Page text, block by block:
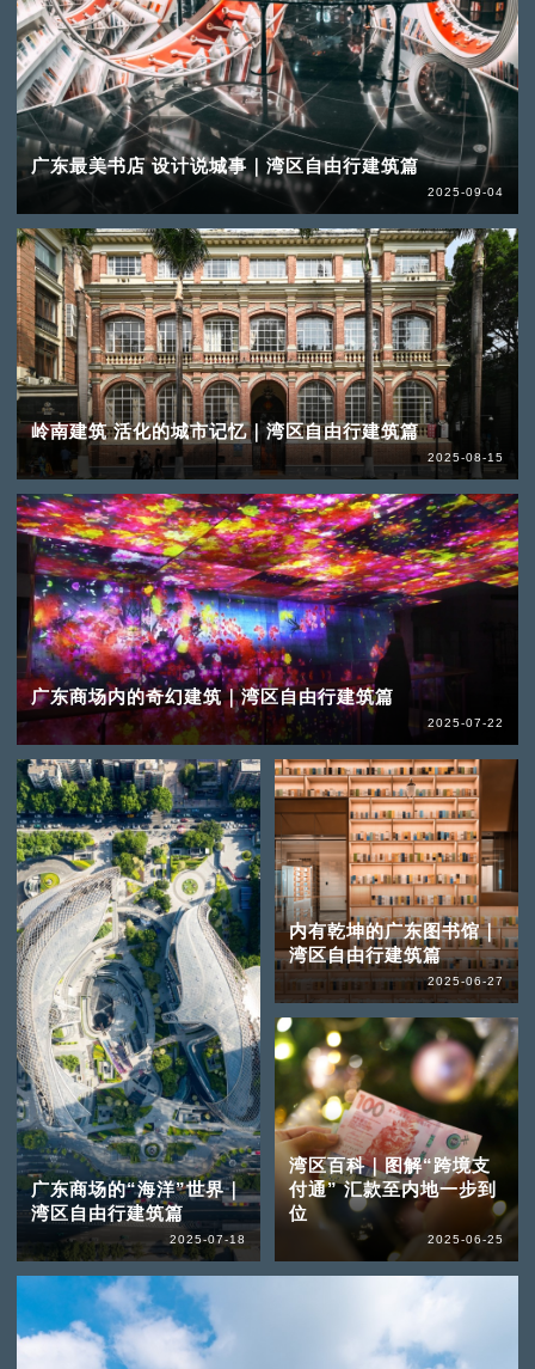
广东最美书店 设计说城事｜湾区自由行建筑篇
2025-09-04
岭南建筑 活化的城市记忆｜湾区自由行建筑篇
2025-08-15
广东商场内的奇幻建筑｜湾区自由行建筑篇
2025-07-22
广东商场的“海洋”世界｜
湾区自由行建筑篇
2025-07-18
内有乾坤的广东图书馆｜
湾区自由行建筑篇
2025-06-27
湾区百科｜图解“跨境支
付通” 汇款至内地一步到
位
2025-06-25